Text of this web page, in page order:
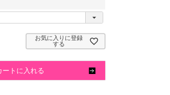
お気に入りに登録
する
ートに入れる